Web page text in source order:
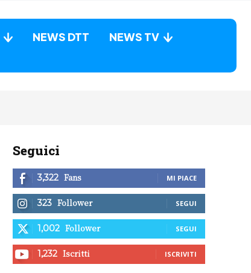
NEWS DTT
NEWS TV
Seguici
3,322 Fans MI PIACE
323 Follower SEGUI
1,002 Follower SEGUI
1,232 Iscritti ISCRIVITI